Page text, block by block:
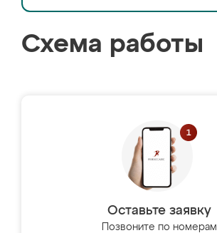
Схема работы
Оставьте заявку
Позвоните по номерам